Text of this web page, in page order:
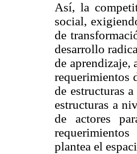
Así, la
social,
de
desarrollo
de aprendizaje,
requerimientos
de estructuras
estructuras a
de actores
plantea el